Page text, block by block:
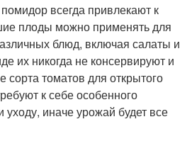
всегда привлекают к
плоды можно применять для
блюд, включая салаты и
их никогда не консервируют и
сорта томатов для открытого
к себе особенного
иначе урожай будет все